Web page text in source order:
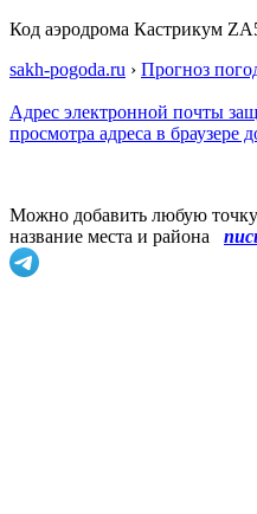
Код аэродрома Кастрикум
sakh-pogoda.ru › Прогноз
Адрес электронной почты
просмотра адреса в браузере
Можно добавить любую
название места и района